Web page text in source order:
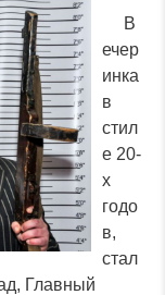
В
ечер
инка
в
стил
е 20-
х
годо
в,
стал
Главный